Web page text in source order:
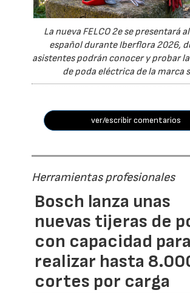
La nueva FELCO 2e se presentará
español durante Iberflora 2026,
asistentes podrán conocer y probar
de poda eléctrica de la marca
ver/escribir comentarios
Herramientas profesionales
Bosch lanza unas
nuevas tijeras de
con capacidad para
realizar hasta
cortes por carga